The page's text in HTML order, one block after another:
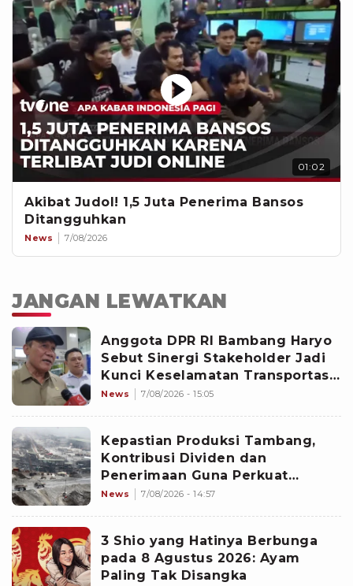
01:02
Akibat Judol! 1,5 Juta Penerima Bansos
Ditangguhkan
News 7/08/2026
JANGAN LEWATKAN
Anggota DPR RI Bambang Haryo
Sebut Sinergi Stakeholder Jadi
Kunci Keselamatan Transportasi
Laut
News 7/08/2026 - 15:05
Kepastian Produksi Tambang,
Kontribusi Dividen dan
Penerimaan Guna Perkuat
Kedaulatan
News 7/08/2026 - 14:57
3 Shio yang Hatinya Berbunga
pada 8 Agustus 2026: Ayam
Paling Tak Disangka